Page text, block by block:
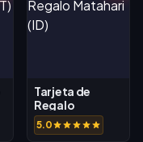
Tarjeta de
Regalo
Matahari (ID)
5.0